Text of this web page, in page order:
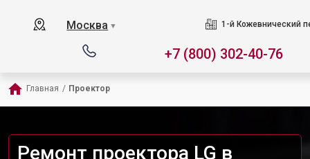
Москва ▼ 1-й Кожевнический
+7 (800) 302-40-76
Главная / Проектор
Ремонт проектора LG в